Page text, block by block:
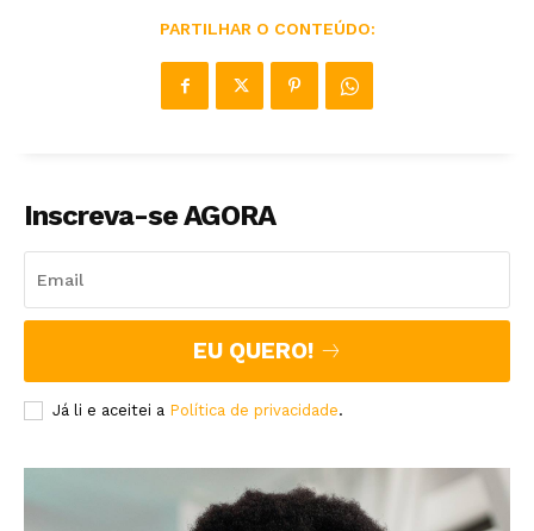
PARTILHAR O CONTEÚDO:
Inscreva-se AGORA
EU QUERO!
Já li e aceitei a Política de privacidade.